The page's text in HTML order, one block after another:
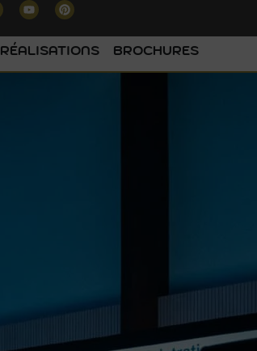
RÉALISATIONS BROCHURES